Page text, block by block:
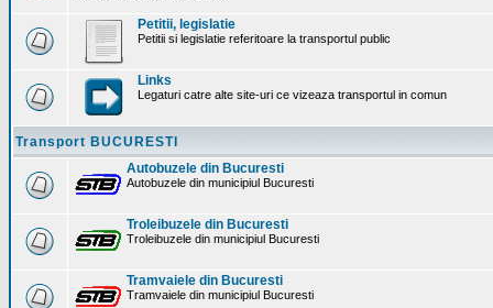
Petitii, legislatie
Petitii si legislatie referitoare la transportul public
Links
Legaturi catre alte site-uri ce vizeaza transportul in comun
Transport BUCURESTI
Autobuzele din Bucuresti
Autobuzele din municipiul Bucuresti
Troleibuzele din Bucuresti
Troleibuzele din municipiul Bucuresti
Tramvaiele din Bucuresti
Tramvaiele din municipiul Bucuresti